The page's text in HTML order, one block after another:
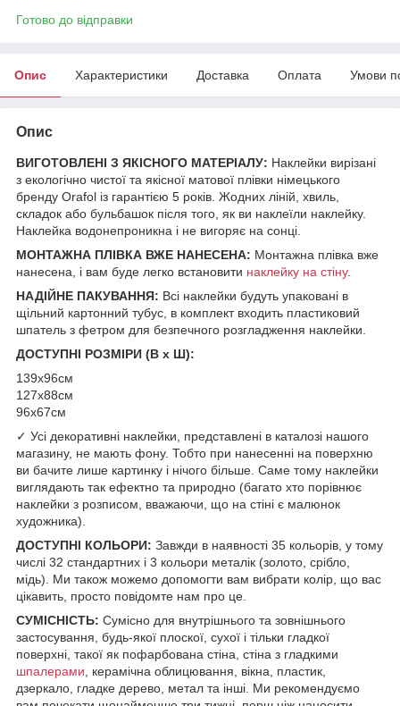
Готово до відправки
Опис Характеристики Доставка Оплата Умови
Опис
ВИГОТОВЛЕНІ З ЯКІСНОГО МАТЕРІАЛУ: Наклейки вирізані
з екологічно чистої та якісної матової плівки німецького
бренду Orafol із гарантією 5 років. Жодних ліній, хвиль,
складок або бульбашок після того, як ви наклеїли наклейку.
Наклейка водонепроникна і не вигоряє на сонці.
МОНТАЖНА ПЛІВКА ВЖЕ НАНЕСЕНА: Монтажна плівка вже
нанесена, і вам буде легко встановити наклейку на стіну.
НАДІЙНЕ ПАКУВАННЯ: Всі наклейки будуть упаковані в
щільний картонний тубус, в комплект входить пластиковий
шпатель з фетром для безпечного розгладження наклейки.
ДОСТУПНІ РОЗМІРИ (В х Ш):
139x96см
127x88см
96x67см
✓ Усі декоративні наклейки, представлені в каталозі нашого
магазину, не мають фону. Тобто при нанесенні на поверхню
ви бачите лише картинку і нічого більше. Саме тому наклейки
виглядають так ефектно та природно (багато хто порівнює
наклейки з розписом, вважаючи, що на стіні є малюнок
художника).
ДОСТУПНІ КОЛЬОРИ: Завжди в наявності 35 кольорів, у тому
числі 32 стандартних і 3 кольори металік (золото, срібло,
мідь). Ми також можемо допомогти вам вибрати колір, що вас
цікавить, просто повідомте нам про це.
СУМІСНІСТЬ: Сумісно для внутрішнього та зовнішнього
застосування, будь-якої плоскої, сухої і тільки гладкої
поверхні, такої як пофарбована стіна, стіна з гладкими
шпалерами , керамічна облицювання, вікна, пластик,
дзеркало, гладке дерево, метал та інші. Ми рекомендуємо